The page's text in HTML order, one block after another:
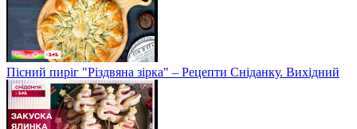
Пісний пиріг "Різдвяна зірка" – Рецепти Сніданку. Вихідний